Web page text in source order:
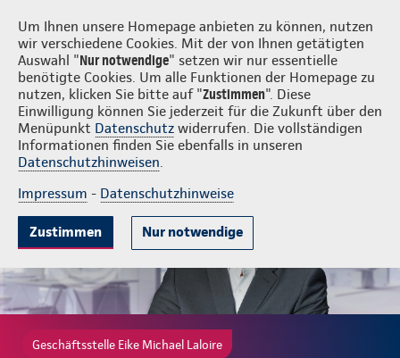
Um Ihnen unsere Homepage anbieten zu können, nutzen
wir verschiedene Cookies. Mit der von Ihnen getätigten
Auswahl "Nur notwendige" setzen wir nur essentielle
benötigte Cookies. Um alle Funktionen der Homepage zu
nutzen, klicken Sie bitte auf "Zustimmen". Diese
Einwilligung können Sie jederzeit für die Zukunft über den
Menüpunkt Datenschutz widerrufen. Die vollständigen
Informationen finden Sie ebenfalls in unseren
Datenschutzhinweisen.
Impressum - Datenschutzhinweise
Zustimmen Nur notwendige
Eike Michael Laloire Login
Gute Gründe Tarife & Leistungen Wissenswertes Beratung &
Geschäftsstelle Eike Michael Laloire